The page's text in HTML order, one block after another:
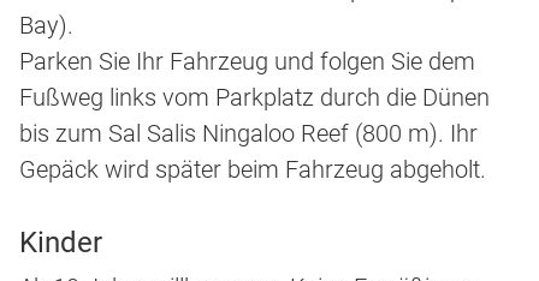
Bay).
Parken Sie Ihr Fahrzeug und folgen Sie dem
Fußweg links vom Parkplatz durch die Dünen
bis zum Sal Salis Ningaloo Reef (800 m). Ihr
Gepäck wird später beim Fahrzeug abgeholt.
Kinder